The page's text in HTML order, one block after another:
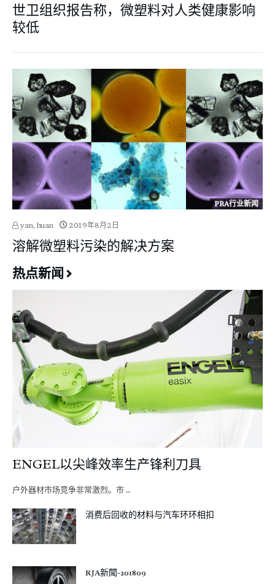
世卫组织报告称，微塑料对人类健康影响
较低
PRA行业新闻
yan, huan 2019年8月2日
溶解微塑料污染的解决方案
热点新闻
ENGEL以尖峰效率生产锋利刀具
户外器材市场竞争非常激烈。市 …
消费后回收的材料与汽车环环相扣
RJA新聞-201809